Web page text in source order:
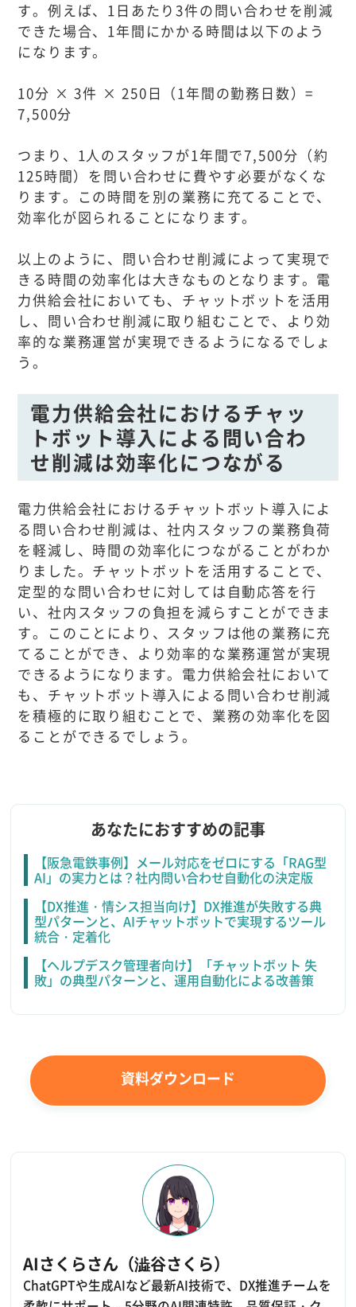
す。例えば、1日あたり3件の問い合わせを削減
できた場合、1年間にかかる時間は以下のよう
になります。
10分 × 3件 × 250日（1年間の勤務日数）=
7,500分
つまり、1人のスタッフが1年間で7,500分（約
125時間）を問い合わせに費やす必要がなくな
ります。この時間を別の業務に充てることで、
効率化が図られることになります。
以上のように、問い合わせ削減によって実現で
きる時間の効率化は大きなものとなります。電
力供給会社においても、チャットボットを活用
し、問い合わせ削減に取り組むことで、より効
率的な業務運営が実現できるようになるでしょ
う。
電力供給会社におけるチャッ
トボット導入による問い合わ
せ削減は効率化につながる
電力供給会社におけるチャットボット導入によ
る問い合わせ削減は、社内スタッフの業務負荷
を軽減し、時間の効率化につながることがわか
りました。チャットボットを活用することで、
定型的な問い合わせに対しては自動応答を行
い、社内スタッフの負担を減らすことができま
す。このことにより、スタッフは他の業務に充
てることができ、より効率的な業務運営が実現
できるようになります。電力供給会社において
も、チャットボット導入による問い合わせ削減
を積極的に取り組むことで、業務の効率化を図
ることができるでしょう。
あなたにおすすめの記事
【阪急電鉄事例】メール対応をゼロにする「RAG型
AI」の実力とは？社内問い合わせ自動化の決定版
【DX推進・情シス担当向け】DX推進が失敗する典
型パターンと、AIチャットボットで実現するツール
統合・定着化
【ヘルプデスク管理者向け】「チャットボット 失
敗」の典型パターンと、運用自動化による改善策
資料ダウンロード
AIさくらさん（澁谷さくら）
ChatGPTや生成AIなど最新AI技術で、DX推進チームを